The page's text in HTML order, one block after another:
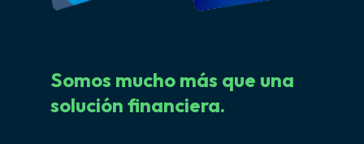
Somos mucho más que una
solución financiera.